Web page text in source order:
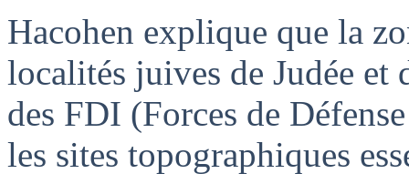
Hacohen explique que la
localités juives de Judée et
des FDI (Forces de
les sites topographiques